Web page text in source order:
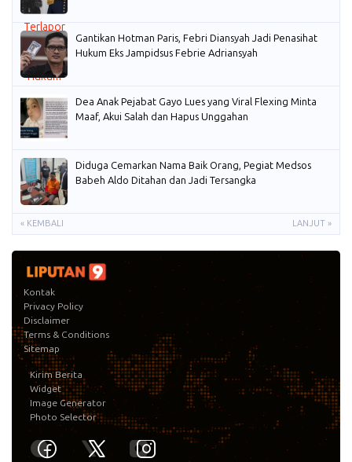
Gantikan Hotman Paris, Febri Diansyah Jadi Penasihat
Hukum Eks Jampidsus Febrie Adriansyah
Dea Anak Pejabat Gayo Lues yang Viral Flexing Minta
Maaf, Akui Salah dan Hapus Unggahan
Diduga Cemarkan Nama Baik Orang, Pegiat Medsos
Babeh Aldo Ditahan dan Jadi Tersangka
« KEMBALI LANJUT »
Kontak
Privacy Policy
Disclaimer
Terms & Conditions
Sitemap
Kirim Berita
Widget
Image Generator
Photo Selector